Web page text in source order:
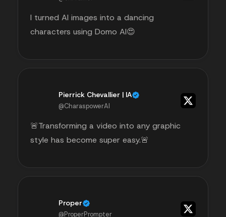
I turned AI images into a dancing
characters using Domo AI😍
Pierrick Chevallier | IA
@CharaspowerAI
🚨Transforming a video into any graphic
style has become super easy.🚨
Proper
@ProperPrompter